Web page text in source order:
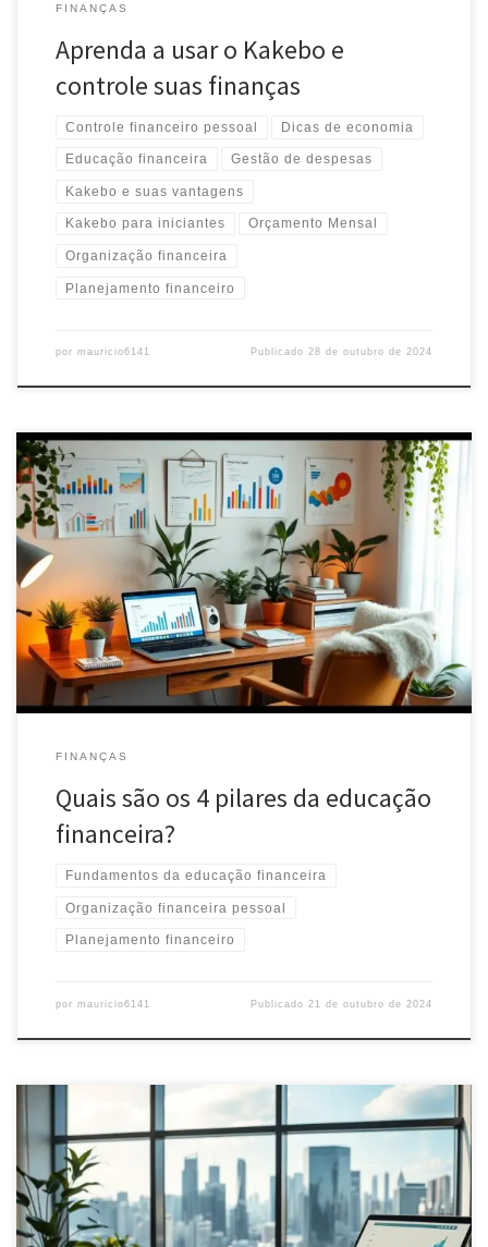
FINANÇAS
Aprenda a usar o Kakebo e
controle suas finanças
Controle financeiro pessoal Dicas de economia
Educação financeira Gestão de despesas
Kakebo e suas vantagens
Kakebo para iniciantes Orçamento Mensal
Organização financeira
Planejamento financeiro
por mauricio6141 Publicado28 de outubro de 2024
Descubra os 4 pilares da educação financeira e aprenda a
gerenciar melhor seu dinheiro. Conheça as bases para uma vida
financeira saudável e equilibrada.
FINANÇAS
Quais são os 4 pilares da educação
financeira?
Fundamentos da educação financeira
Organização financeira pessoal
Planejamento financeiro
por mauricio6141 Publicado 21 de outubro de 2024
Aprenda a melhorar suas finanças com dicas práticas e eficientes.
Descubra como planejar, investir e economizar para alcançar seus